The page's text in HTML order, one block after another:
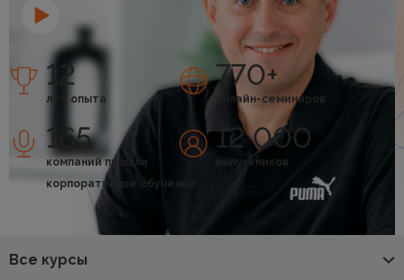
12
лет опыта
770+
онлайн-семинаров
165
компаний прошли
корпоративное обучение
12 000
выпускников
Все курсы